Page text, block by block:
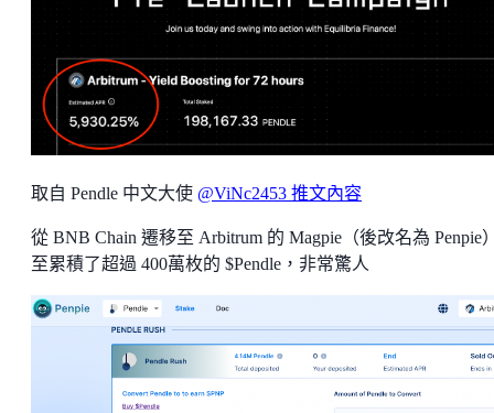
取自 Pendle 中文大使 @ViNc2453 推文內容
從 BNB Chain 遷移至 Arbitrum 的 Magpie（後改名為 Penpie
至累積了超過 400萬枚的 $Pendle，非常驚人